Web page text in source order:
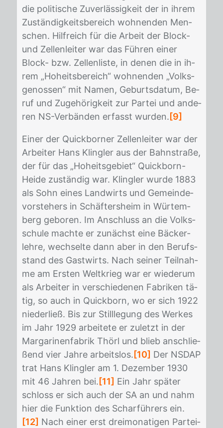
die po­li­ti­sche Zu­ver­läs­sig­keit der in ih­rem
Zu­stän­dig­keits­be­reich woh­nen­den Men­
schen. Hilf­reich für die Ar­beit der Block-
und Zel­len­lei­ter war das Füh­ren ei­ner
Block- bzw. Zel­len­lis­te, in de­nen die in ih­
rem „Ho­heits­be­reich“ woh­nen­den „Volks­
ge­nos­sen“ mit Na­men, Ge­burts­da­tum, Be­
ruf und Zu­ge­hö­rig­keit zur Par­tei und an­de­
ren NS-Ver­bän­den er­fasst wur­den. [9]
Ei­ner der Quick­bor­ner Zel­len­lei­ter war der
Ar­bei­ter Hans Kling­ler aus der Bahn­stra­ße,
der für das „Ho­heits­ge­biet“ Quick­born-
Hei­de zu­stän­dig war. Kling­ler wur­de 1883
als Sohn ei­nes Land­wirts und Ge­mein­de­
vor­ste­hers in Schäf­ters­heim in Wür­tem­
berg ge­bo­ren. Im An­schluss an die Volks­
schu­le mach­te er zu­nächst eine Bä­cker­
leh­re, wech­sel­te dann aber in den Be­rufs­
stand des Gast­wirts. Nach sei­ner Teil­nah­
me am Ers­ten Welt­krieg war er wie­der­um
als Ar­bei­ter in ver­schie­de­nen Fa­bri­ken tä­
tig, so auch in Quick­born, wo er sich 1922
nie­der­ließ. Bis zur Still­le­gung des Wer­kes
im Jahr 1929 ar­bei­te­te er zu­letzt in der
Mar­ga­ri­nen­fa­brik Thörl und blieb an­schlie­
ßend vier Jah­re ar­beits­los. [10] Der NS­DAP
trat Hans Kling­ler am 1. De­zem­ber 1930
mit 46 Jah­ren bei. [11] Ein Jahr spä­ter
schloss er sich auch der SA an und nahm
hier die Funk­ti­on des Schar­füh­rers ein.
[12] Nach ei­ner erst drei­mo­na­ti­gen Par­tei­